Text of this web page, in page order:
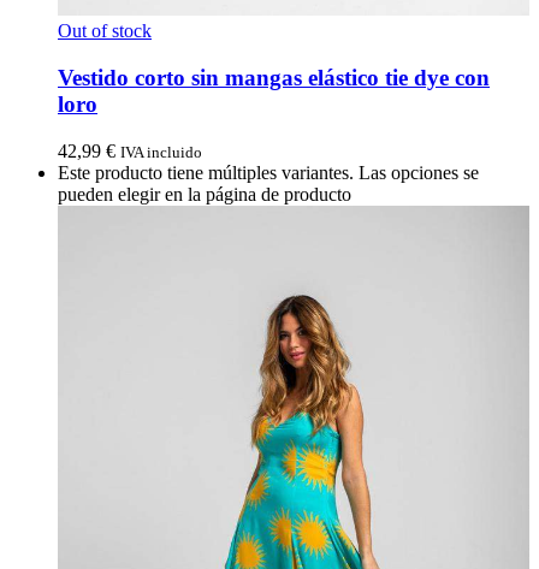
Out of stock
Vestido corto sin mangas elástico tie dye con
loro
42,99 € IVA incluido
Este producto tiene múltiples variantes. Las opciones se
pueden elegir en la página de producto